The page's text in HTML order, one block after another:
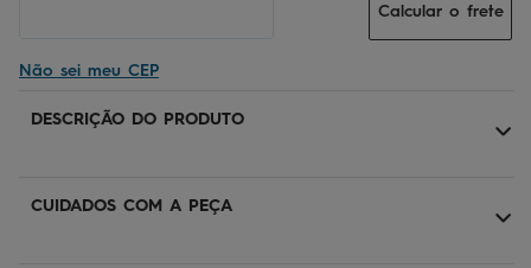
Não sei meu CEP
Calcular o frete
DESCRIÇÃO DO PRODUTO
CUIDADOS COM A PEÇA